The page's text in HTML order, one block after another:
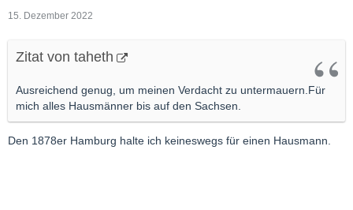
15. Dezember 2022
Zitat von taheth
Ausreichend genug, um meinen Verdacht zu untermauern.Für
mich alles Hausmänner bis auf den Sachsen.
Den 1878er Hamburg halte ich keineswegs für einen Hausmann.